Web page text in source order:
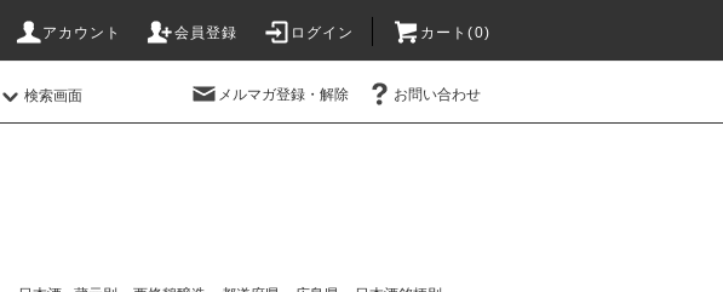
アカウント 会員登録 ログイン カート(0)
検索画面 メルマガ登録・解除 お問い合わせ